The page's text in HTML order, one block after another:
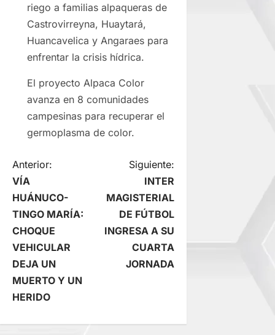
riego a familias alpaqueras de
Castrovirreyna, Huaytará,
Huancavelica y Angaraes para
enfrentar la crisis hídrica.
El proyecto Alpaca Color
avanza en 8 comunidades
campesinas para recuperar el
germoplasma de color.
N
a
v
e
g
a
Anterior:
VÍA
HUÁNUCO-
TINGO MARÍA:
CHOQUE
VEHICULAR
DEJA UN
MUERTO Y UN
HERIDO
Siguiente:
INTER
MAGISTERIAL
DE FÚTBOL
INGRESA A SU
CUARTA
JORNADA